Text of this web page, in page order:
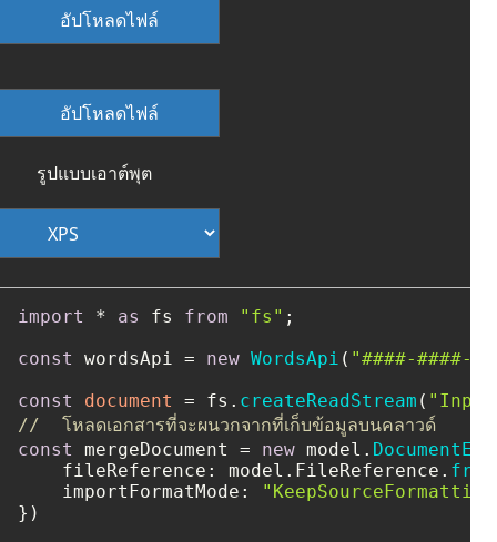
อัปโหลดไฟล์
อัปโหลดไฟล์
รูปแบบเอาต์พุต
import * as fs from "fs" ;
const
wordsApi = new WordsApi ( "####-####-
const
document = fs. createReadStream (
//  โหลดเอกสารที่จะผนวกจากที่เก็บข้อมูลบนคลาวด์
const
mergeDocument = new model.
fileReference : model. FileReference .
importFormatMode :
})